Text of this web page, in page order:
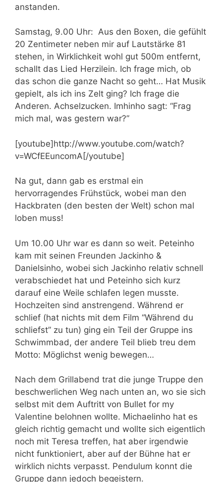
anstanden.
Samstag, 9.00 Uhr: Aus den Boxen, die gefühlt
20 Zentimeter neben mir auf Lautstärke 81
stehen, in Wirklichkeit wohl gut 500m entfernt,
schallt das Lied Herzilein. Ich frage mich, ob
das schon die ganze Nacht so geht… Hat Musik
gepielt, als ich ins Zelt ging? Ich frage die
Anderen. Achselzucken. Imhinho sagt: “Frag
mich mal, was gestern war?”
[youtube]http://www.youtube.com/watch?
v=WCfEEuncomA[/youtube]
Na gut, dann gab es erstmal ein
hervorragendes Frühstück, wobei man den
Hackbraten (den besten der Welt) schon mal
loben muss!
Um 10.00 Uhr war es dann so weit. Peteinho
kam mit seinen Freunden Jackinho &
Danielsinho, wobei sich Jackinho relativ schnell
verabschiedet hat und Peteinho sich kurz
darauf eine Weile schlafen legen musste.
Hochzeiten sind anstrengend. Während er
schlief (hat nichts mit dem Film “Während du
schliefst” zu tun) ging ein Teil der Gruppe ins
Schwimmbad, der andere Teil blieb treu dem
Motto: Möglichst wenig bewegen…
Nach dem Grillabend trat die junge Truppe den
beschwerlichen Weg nach unten an, wo sie sich
selbst mit dem Auftritt von Bullet for my
Valentine belohnen wollte. Michaelinho hat es
gleich richtig gemacht und wollte sich eigentlich
noch mit Teresa treffen, hat aber irgendwie
nicht funktioniert, aber auf der Bühne hat er
wirklich nichts verpasst. Pendulum konnt die
Gruppe dann jedoch begeistern.